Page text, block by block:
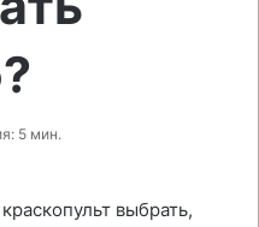
5 мин.
выбрать,